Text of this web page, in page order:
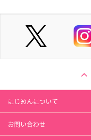
にじめんについて
お問い合わせ